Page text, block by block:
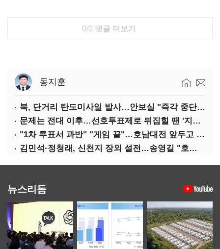
0/0 댓글 더보기
동지훈
북, 단거리 탄도미사일 발사…안보실 "즉각 중단 촉구"
문제는 전대 이후…선호투표제로 뒤집힐 땐 '지지층 불복'
"1차 투표서 과반" "게임 끝"…호남대전 앞두고 '충돌'
김민석·정청래, 신천지 장외 설전…송영길 "호남 계몽 규탄"
뉴스리듬